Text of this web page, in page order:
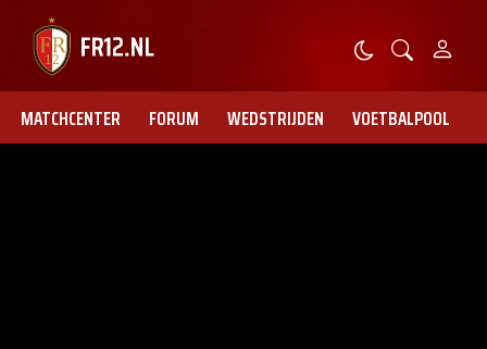
MATCHCENTER FORUM WEDSTRIJDEN VOETBALPOOL